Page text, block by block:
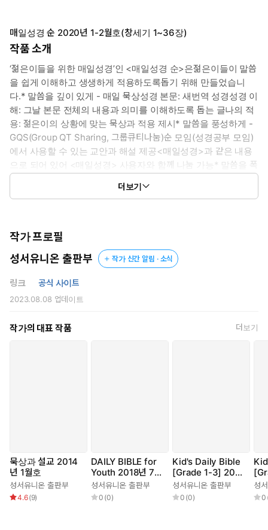
매일성경 순 2020년 1-2월호(창세기 1~36장)
작품 소개
‘젊은이들을 위한 매일성경’인 <매일성경 순>은젊은이들이 말씀
을 쉽게 이해하고 생생하게 적용하도록돕기 위해 만들었습니
다.* 말씀을 깊이 있게 - 매일 묵상성경 본문: 새번역 성경성경 이
해: 그날 본문 전체의 내용과 의미를 이해하도록 돕는 글나의 적
용: 젊은이의 상황에 맞는 묵상과 적용 제시* 말씀을 풍성하게 -
GQS(Group QT Sharing, 그룹큐티나눔)순 모임(성경공부 모임)
에서 사용할 수 있는 교안과 해설 제공<매일성경>과 같은 내용
으로 되어 있어 <매일성경> 사용자와 함께 나눔 가능* 말씀을 폭
넓게 - 기사‘말씀 읽기 방법’과 ‘말씀으로 세상 읽기 안목’을 제시
하는 기사들말씀과 나, 말씀과 세상 잇기
더보기
작가 프로필
성서유니온 출판부
작가 신간 알림 · 소식
링크 공식 사이트
2023.08.08 업데이트
작가의 대표 작품 더보기
묵상과 설교 2014
년 1월호
성서유니온 출판부
4.6(9)
DAILY BIBLE for
Youth 2018년 7-8
월호
성서유니온 출판부
0 (0)
Kid's Daily Bible
[Grade 1-3] 2018
년 11-12월호
성서유니온 출판부
0 (0)
8
성
0